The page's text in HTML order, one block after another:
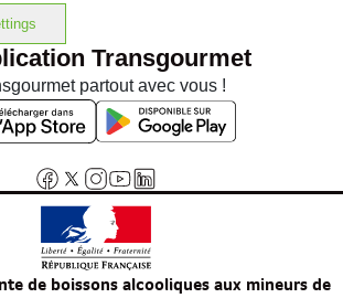
Transgourmet
partout avec vous !
de boissons alcooliques aux mineurs de